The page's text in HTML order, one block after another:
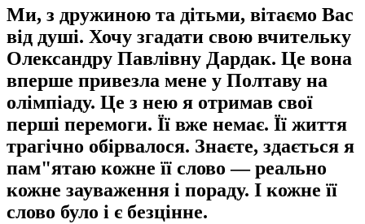
Ми, з дружиною та дітьми, вітаємо Вас
від душі. Хочу згадати свою вчительку
Олександру Павлівну Дардак. Це вона
вперше привезла мене у Полтаву на
олімпіаду. Це з нею я отримав свої
перші перемоги. Її вже немає. Її життя
трагічно обірвалося. Знаєте, здається я
пам"ятаю кожне її слово — реально
кожне зауваження і пораду. І кожне її
слово було і є безцінне.